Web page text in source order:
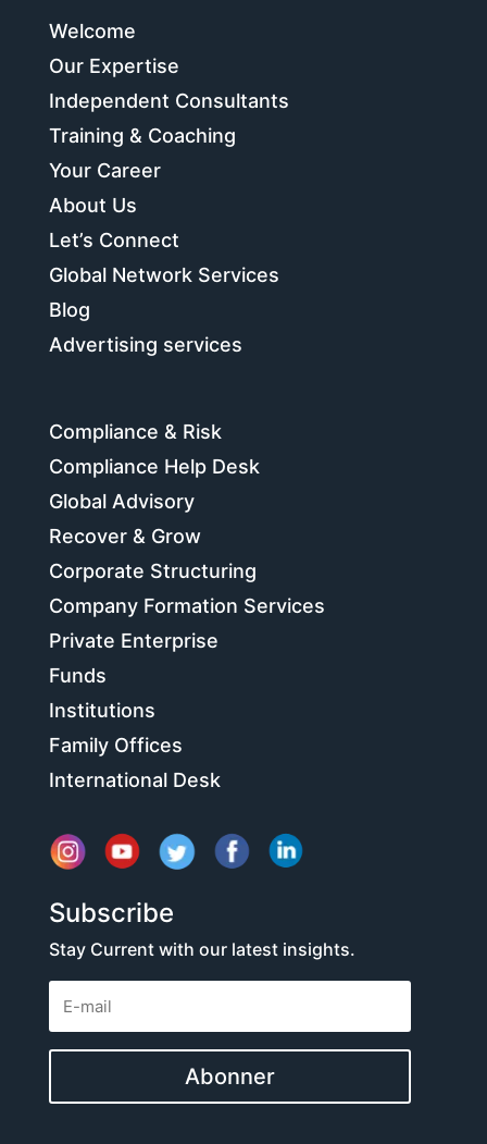
Welcome
Our Expertise
Independent Consultants
Training & Coaching
Your Career
About Us
Let’s Connect
Global Network Services
Blog
Advertising services
Compliance & Risk
Compliance Help Desk
Global Advisory
Recover & Grow
Corporate Structuring
Company Formation Services
Private Enterprise
Funds
Institutions
Family Offices
International Desk
Subscribe
Stay Current with our latest insights.
Abonner